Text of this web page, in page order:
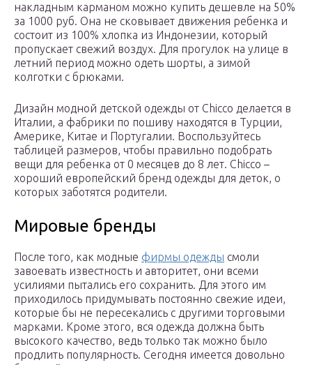
накладным карманом можно купить дешевле на 50%
за 1000 руб. Она не сковывает движения ребенка и
состоит из 100% хлопка из Индонезии, который
пропускает свежий воздух. Для прогулок на улице в
летний период можно одеть шорты, а зимой
колготки с брюками.
Дизайн модной детской одежды от Chicco делается в
Италии, а фабрики по пошиву находятся в Турции,
Америке, Китае и Португалии. Воспользуйтесь
таблицей размеров, чтобы правильно подобрать
вещи для ребенка от 0 месяцев до 8 лет. Chicco –
хороший европейский бренд одежды для деток, о
которых заботятся родители.
Мировые бренды
После того, как модные фирмы одежды смоли
завоевать известность и авторитет, они всеми
усилиями пытались его сохранить. Для этого им
приходилось придумывать постоянно свежие идеи,
которые бы не пересекались с другими торговыми
марками. Кроме этого, вся одежда должна быть
высокого качество, ведь только так можно было
продлить популярность. Сегодня имеется довольно